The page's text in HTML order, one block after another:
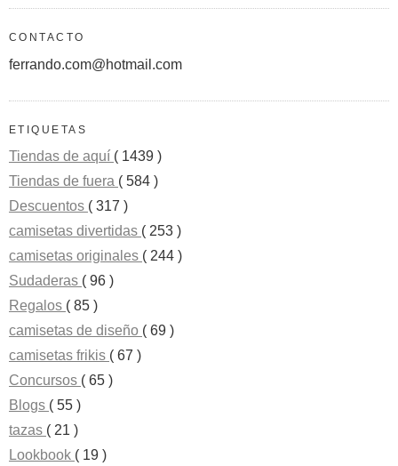
CONTACTO
ferrando.com@hotmail.com
ETIQUETAS
Tiendas de aquí ( 1439 )
Tiendas de fuera ( 584 )
Descuentos ( 317 )
camisetas divertidas ( 253 )
camisetas originales ( 244 )
Sudaderas ( 96 )
Regalos ( 85 )
camisetas de diseño ( 69 )
camisetas frikis ( 67 )
Concursos ( 65 )
Blogs ( 55 )
tazas ( 21 )
Lookbook ( 19 )